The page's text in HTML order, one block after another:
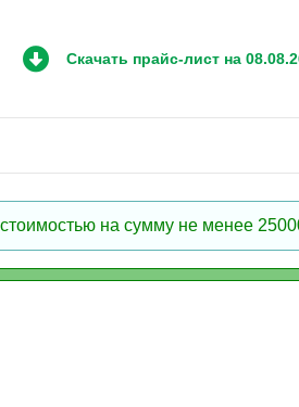
Скачать прайс-лист на
на сумму не менее